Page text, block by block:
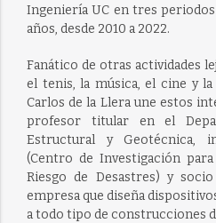
Ingeniería UC en tres
años, desde 2010 a 2022.
Fanático de otras actividades
el tenis, la música, el cine y la
Carlos de la Llera une estos
profesor titular en el
Estructural y Geotécnica,
(Centro de Investigación
Riesgo de Desastres) y
empresa que diseña
a todo tipo de construcciones